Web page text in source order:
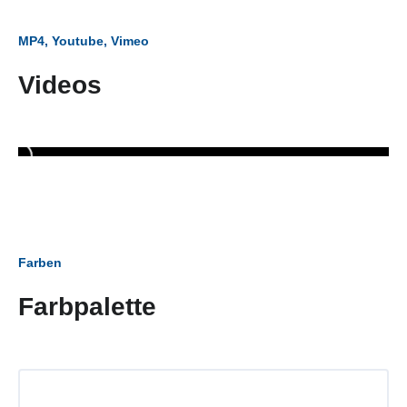
MP4, Youtube, Vimeo
Videos
Farben
Farbpalette